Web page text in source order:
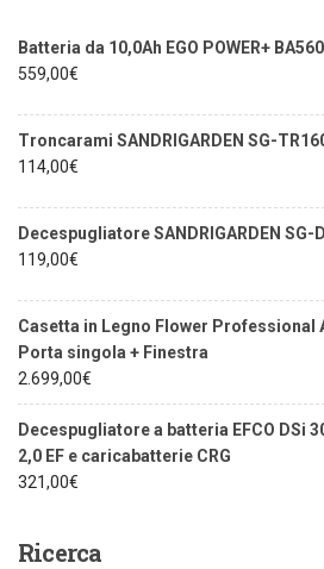
Batteria da 10,0Ah EGO POWER+
559,00€
Troncarami SANDRIGARDEN SG-
114,00€
Decespugliatore SANDRIGARDEN SG-
119,00€
Casetta in Legno Flower Professional
Porta singola + Finestra
2.699,00€
Decespugliatore a batteria EFCO DSi
2,0 EF e caricabatterie CRG
321,00€
Ricerca